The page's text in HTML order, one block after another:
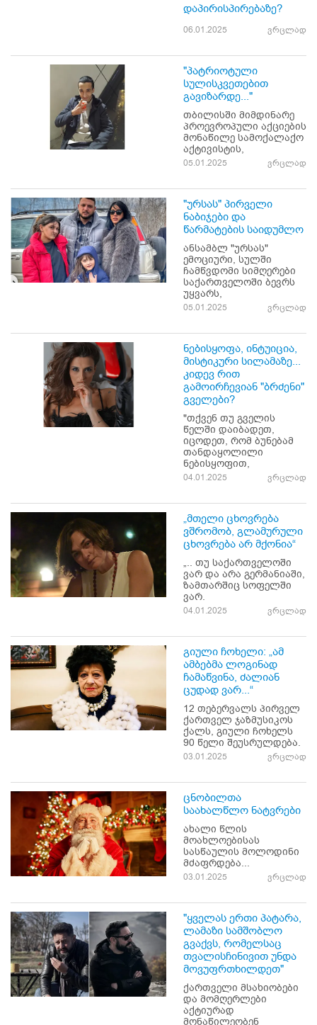
დაპირისპირებაზე?
06.01.2025 ვრცლად
"პატრიოტული
სულისკვეთებით
გავიზარდე..."
თბილისში მიმდინარე
პროევროპული აქციების
მონაწილე სამოქალაქო
აქტივისტის,
05.01.2025 ვრცლად
"ურსას" პირველი
ნაბიჯები და
წარმატების საიდუმლო
ანსამბლ "ურსას"
ემოციური, სულში
ჩამწვდომი სიმღერები
საქართველოში ბევრს
უყვარს,
05.01.2025 ვრცლად
ნებისყოფა, ინტუიცია,
მისტიკური სილამაზე...
კიდევ რით
გამოირჩევიან "ბრძენი"
გველები?
"თქვენ თუ გველის
წელში დაიბადეთ,
იცოდეთ, რომ ბუნებამ
თანდაყოლილი
ნებისყოფით,
04.01.2025 ვრცლად
„მთელი ცხოვრება
ვშრომობ, გლამურული
ცხოვრება არ მქონია“
„.. თუ საქართველოში
ვარ და არა გერმანიაში,
ზამთარშიც სოფელში
ვარ.
04.01.2025 ვრცლად
გიული ჩოხელი: „ამ
ამბებმა ლოგინად
ჩამაწვინა, ძალიან
ცუდად ვარ...“
12 თებერვალს პირველ
ქართველ ჯაზმუსიკოს
ქალს, გიული ჩოხელს
90 წელი შეუსრულდება.
03.01.2025 ვრცლად
ცნობილთა
საახალწლო ნატვრები
ახალი წლის
მოახლოებისას
სასწაულის მოლოდინი
მძაფრდება...
03.01.2025 ვრცლად
"ყველას ერთი პატარა,
ლამაზი სამშობლო
გვაქვს, რომელსაც
თვალისჩინივით უნდა
მოვუფრთხილდეთ"
ქართველი მსახიობები
და მომღერლები
აქტიურად
მონაწილეობენ